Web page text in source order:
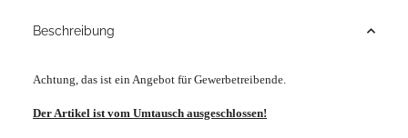
Beschreibung
Achtung, das ist ein Angebot für Gewerbetreibende.
Der Artikel ist vom Umtausch ausgeschlossen!